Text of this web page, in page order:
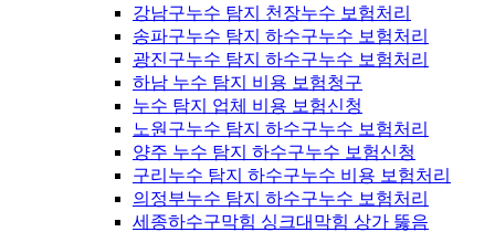
강남구누수 탐지 천장누수 보험처리
송파구누수 탐지 하수구누수 보험처리
광진구누수 탐지 하수구누수 보험처리
하남 누수 탐지 비용 보험청구
누수 탐지 업체 비용 보험신청
노원구누수 탐지 하수구누수 보험처리
양주 누수 탐지 하수구누수 보험신청
구리누수 탐지 하수구누수 비용 보험처리
의정부누수 탐지 하수구누수 보험처리
세종하수구막힘 싱크대막힘 상가 뚫음